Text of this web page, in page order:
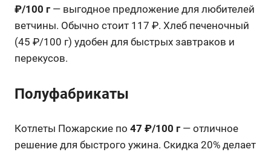
₽/100 г — выгодное предложение для любителей
ветчины. Обычно стоит 117 ₽. Хлеб печеночный
(45 ₽/100 г) удобен для быстрых завтраков и
перекусов.
Полуфабрикаты
Котлеты Пожарские по 47 ₽/100 г — отличное
решение для быстрого ужина. Скидка 20% делает